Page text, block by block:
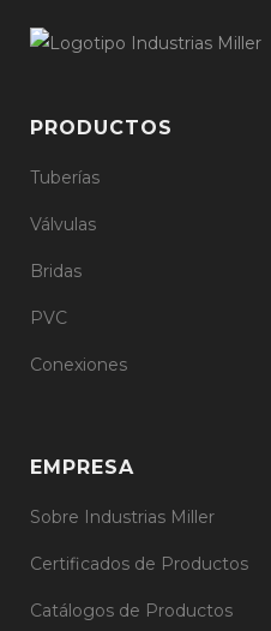
PRODUCTOS
Tuberías
Válvulas
Bridas
PVC
Conexiones
EMPRESA
Sobre Industrias Miller
Certificados de Productos
Catálogos de Productos